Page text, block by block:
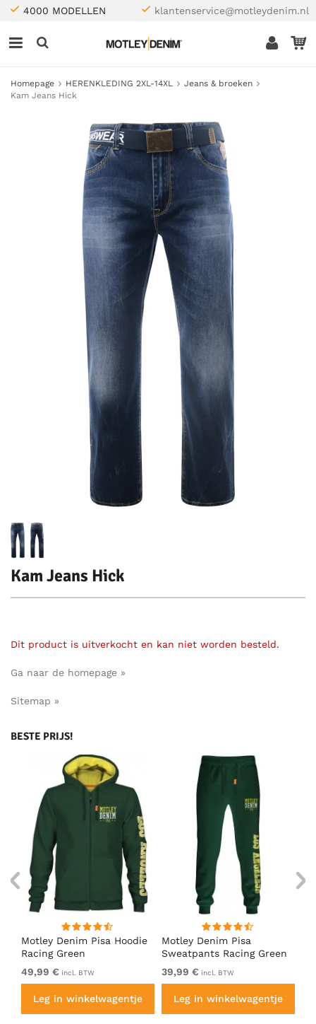
4000 MODELLEN klantenservice@motleydenim.nl
Homepage HERENKLEDING 2XL-14XL
Jeans & broeken
Kam Jeans Hick
Kam Jeans Hick
Dit product is uitverkocht en kan niet worden besteld.
Ga naar de homepage »
Sitemap »
BESTE PRIJS!
Motley Denim Pisa Hoodie
Racing Green
49,99 € incl. BTW
Leg in winkelwagentje
Motley Denim Pisa
Sweatpants Racing Green
39,99 € incl. BTW
Leg in winkelwagentje